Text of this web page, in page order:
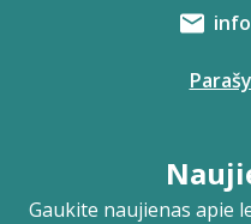
Gaukite naujienas apie